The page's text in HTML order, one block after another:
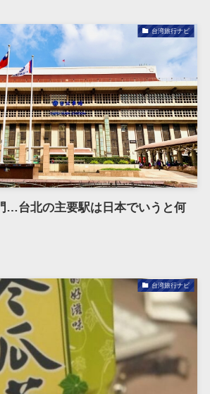
台湾旅行ナビ
…台北の主要駅は日本でいうと何
台湾旅行ナビ